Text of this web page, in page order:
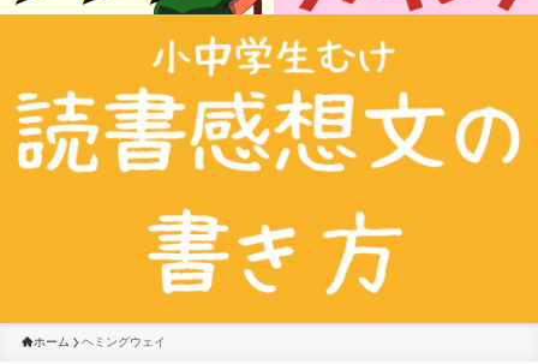
ホーム ヘミングウェイ